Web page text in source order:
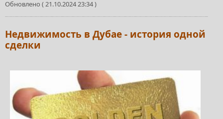
Обновлено ( 21.10.2024 23:34 )
Недвижимость в Дубае - история одной
сделки